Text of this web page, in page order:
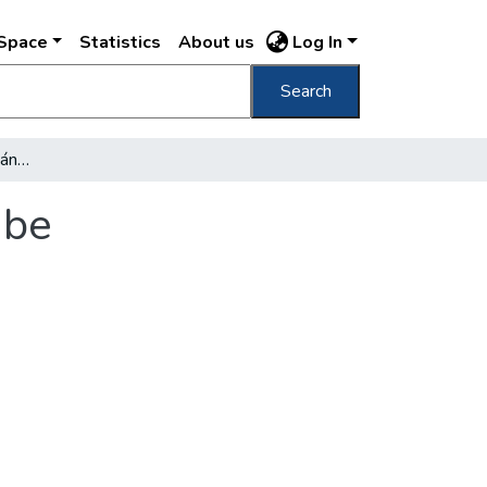
Statistics About us Log In
Search
A forgalom szabályozásának rendje jól vált be